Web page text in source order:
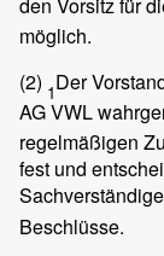
möglich.
(2) 1Der
AG VWL
regelmäßigen
fest und
Beschlüsse.